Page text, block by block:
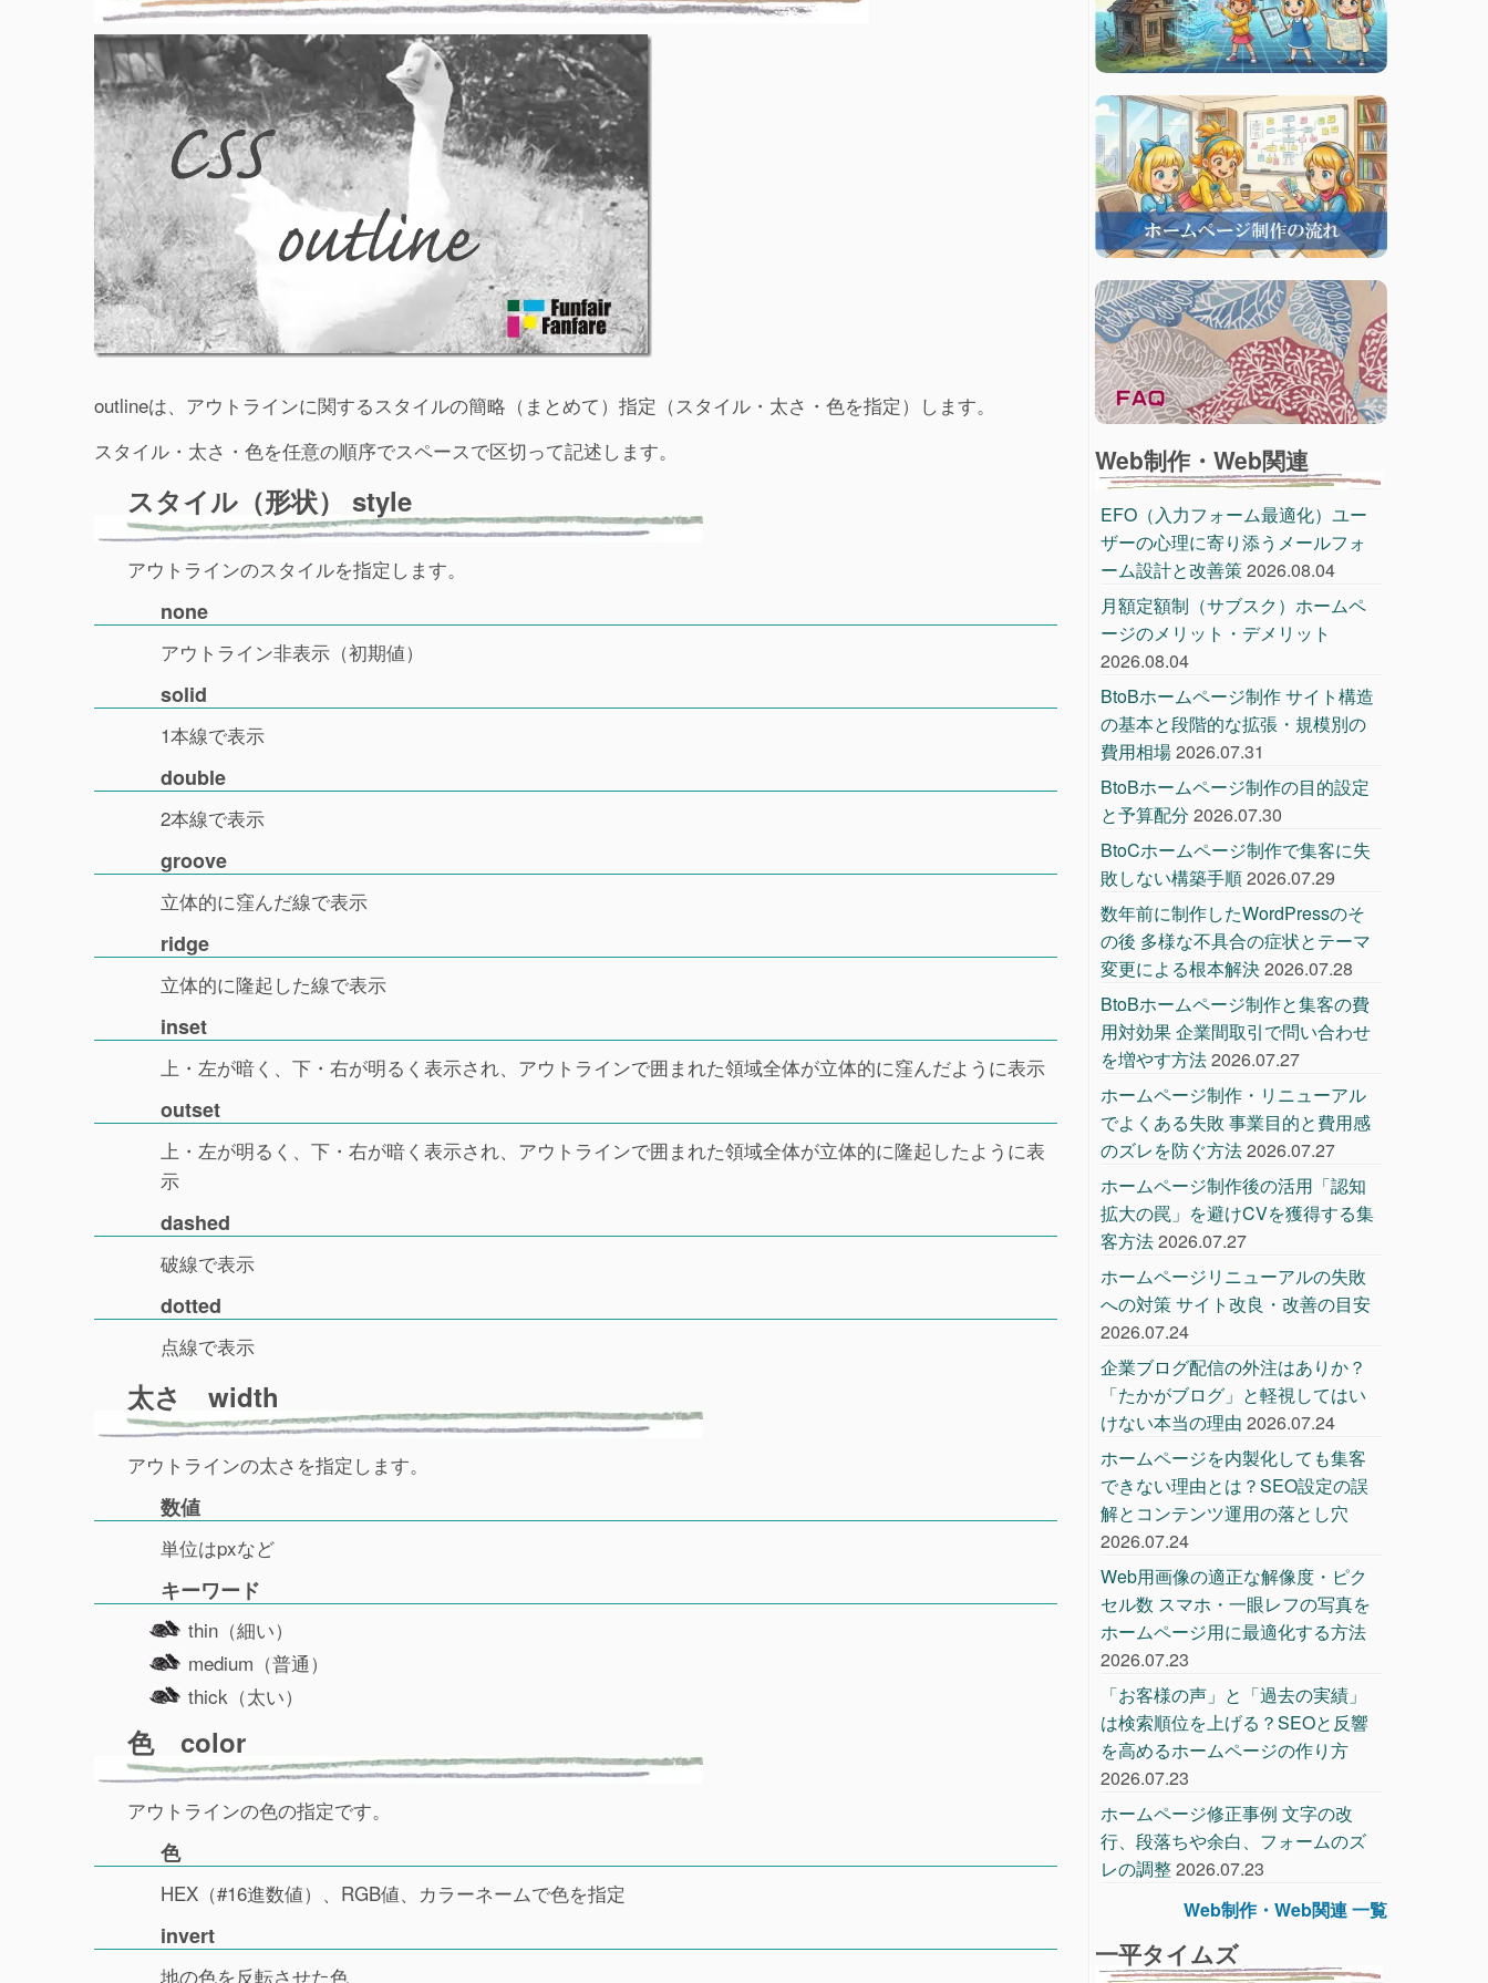
outlineは、アウトラインに関するスタイルの簡略（まとめて）指定（スタイル・太さ・色を指定）します。
スタイル・太さ・色を任意の順序でスペースで区切って記述します。
スタイル（形状） style
アウトラインのスタイルを指定します。
none
アウトライン非表示（初期値）
solid
1本線で表示
double
2本線で表示
groove
立体的に窪んだ線で表示
ridge
立体的に隆起した線で表示
inset
上・左が暗く、下・右が明るく表示され、アウトラインで囲まれた領域全体が立体的に窪んだように表示
outset
上・左が明るく、下・右が暗く表示され、アウトラインで囲まれた領域全体が立体的に隆起したように表
示
dashed
破線で表示
dotted
点線で表示
太さ width
アウトラインの太さを指定します。
数値
単位はpxなど
キーワード
thin（細い）
medium（普通）
thick（太い）
色 color
アウトラインの色の指定です。
色
HEX（#16進数値）、RGB値、カラーネームで色を指定
invert
地の色を反転させた色
Web制作・Web関連
EFO（入力フォーム最適化）ユー
ザーの心理に寄り添うメールフォ
ーム設計と改善策2026.08.04
月額定額制（サブスク）ホームペ
ージのメリット・デメリット
2026.08.04
BtoBホームページ制作 サイト構造
の基本と段階的な拡張・規模別の
費用相場2026.07.31
BtoBホームページ制作の目的設定
と予算配分 2026.07.30
BtoCホームページ制作で集客に失
敗しない構築手順2026.07.29
数年前に制作したWordPressのそ
の後 多様な不具合の症状とテーマ
変更による根本解決2026.07.28
BtoBホームページ制作と集客の費
用対効果 企業間取引で問い合わせ
を増やす方法2026.07.27
ホームページ制作・リニューアル
でよくある失敗 事業目的と費用感
のズレを防ぐ方法2026.07.27
ホームページ制作後の活用「認知
拡大の罠」を避けCVを獲得する集
客方法2026.07.27
ホームページリニューアルの失敗
への対策 サイト改良・改善の目安
2026.07.24
企業ブログ配信の外注はありか？
「たかがブログ」と軽視してはい
けない本当の理由 2026.07.24
ホームページを内製化しても集客
できない理由とは？SEO設定の誤
解とコンテンツ運用の落とし穴
2026.07.24
Web用画像の適正な解像度・ピク
セル数 スマホ・一眼レフの写真を
ホームページ用に最適化する方法
2026.07.23
「お客様の声」と「過去の実績」
は検索順位を上げる？SEOと反響
を高めるホームページの作り方
2026.07.23
ホームページ修正事例 文字の改
行、段落ちや余白、フォームのズ
レの調整2026.07.23
Web制作・Web関連 一覧
一平タイムズ